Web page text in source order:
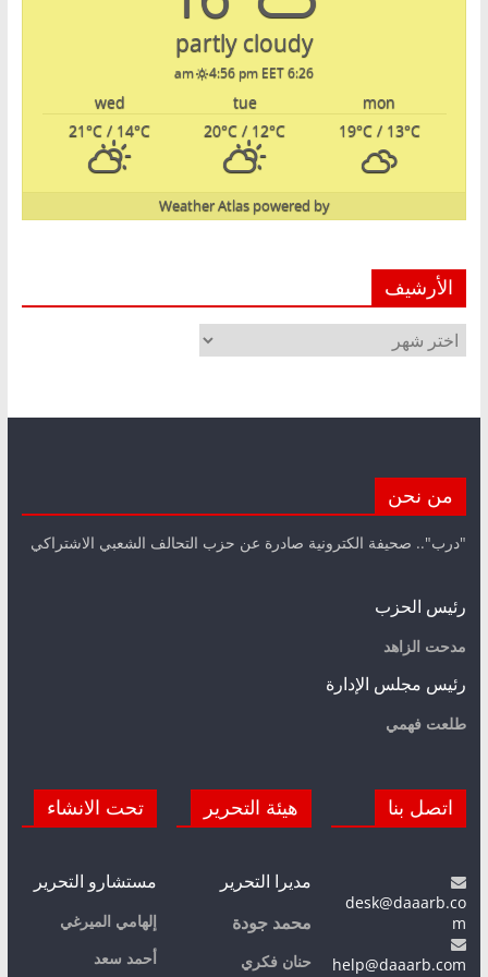
partly cloudy
6:26 am
4:56 pm EET
mon
tue
wed
19°C/ 13°C
20°C / 12°C
21°C / 14°C
powered by
Weather Atlas
الأرشيف
الأرشيف
من نحن
"درب".. صحيفة الكترونية صادرة عن حزب التحالف الشعبي الاشتراكي
رئيس الحزب
مدحت الزاهد
رئيس مجلس الإدارة
طلعت فهمي
اتصل بنا
desk@daaarb.co
m
help@daaarb.com
هيئة التحرير
مديرا التحرير
محمد جودة
حنان فكري
تحت الانشاء
مستشارو التحرير
إلهامي الميرغي
أحمد سعد